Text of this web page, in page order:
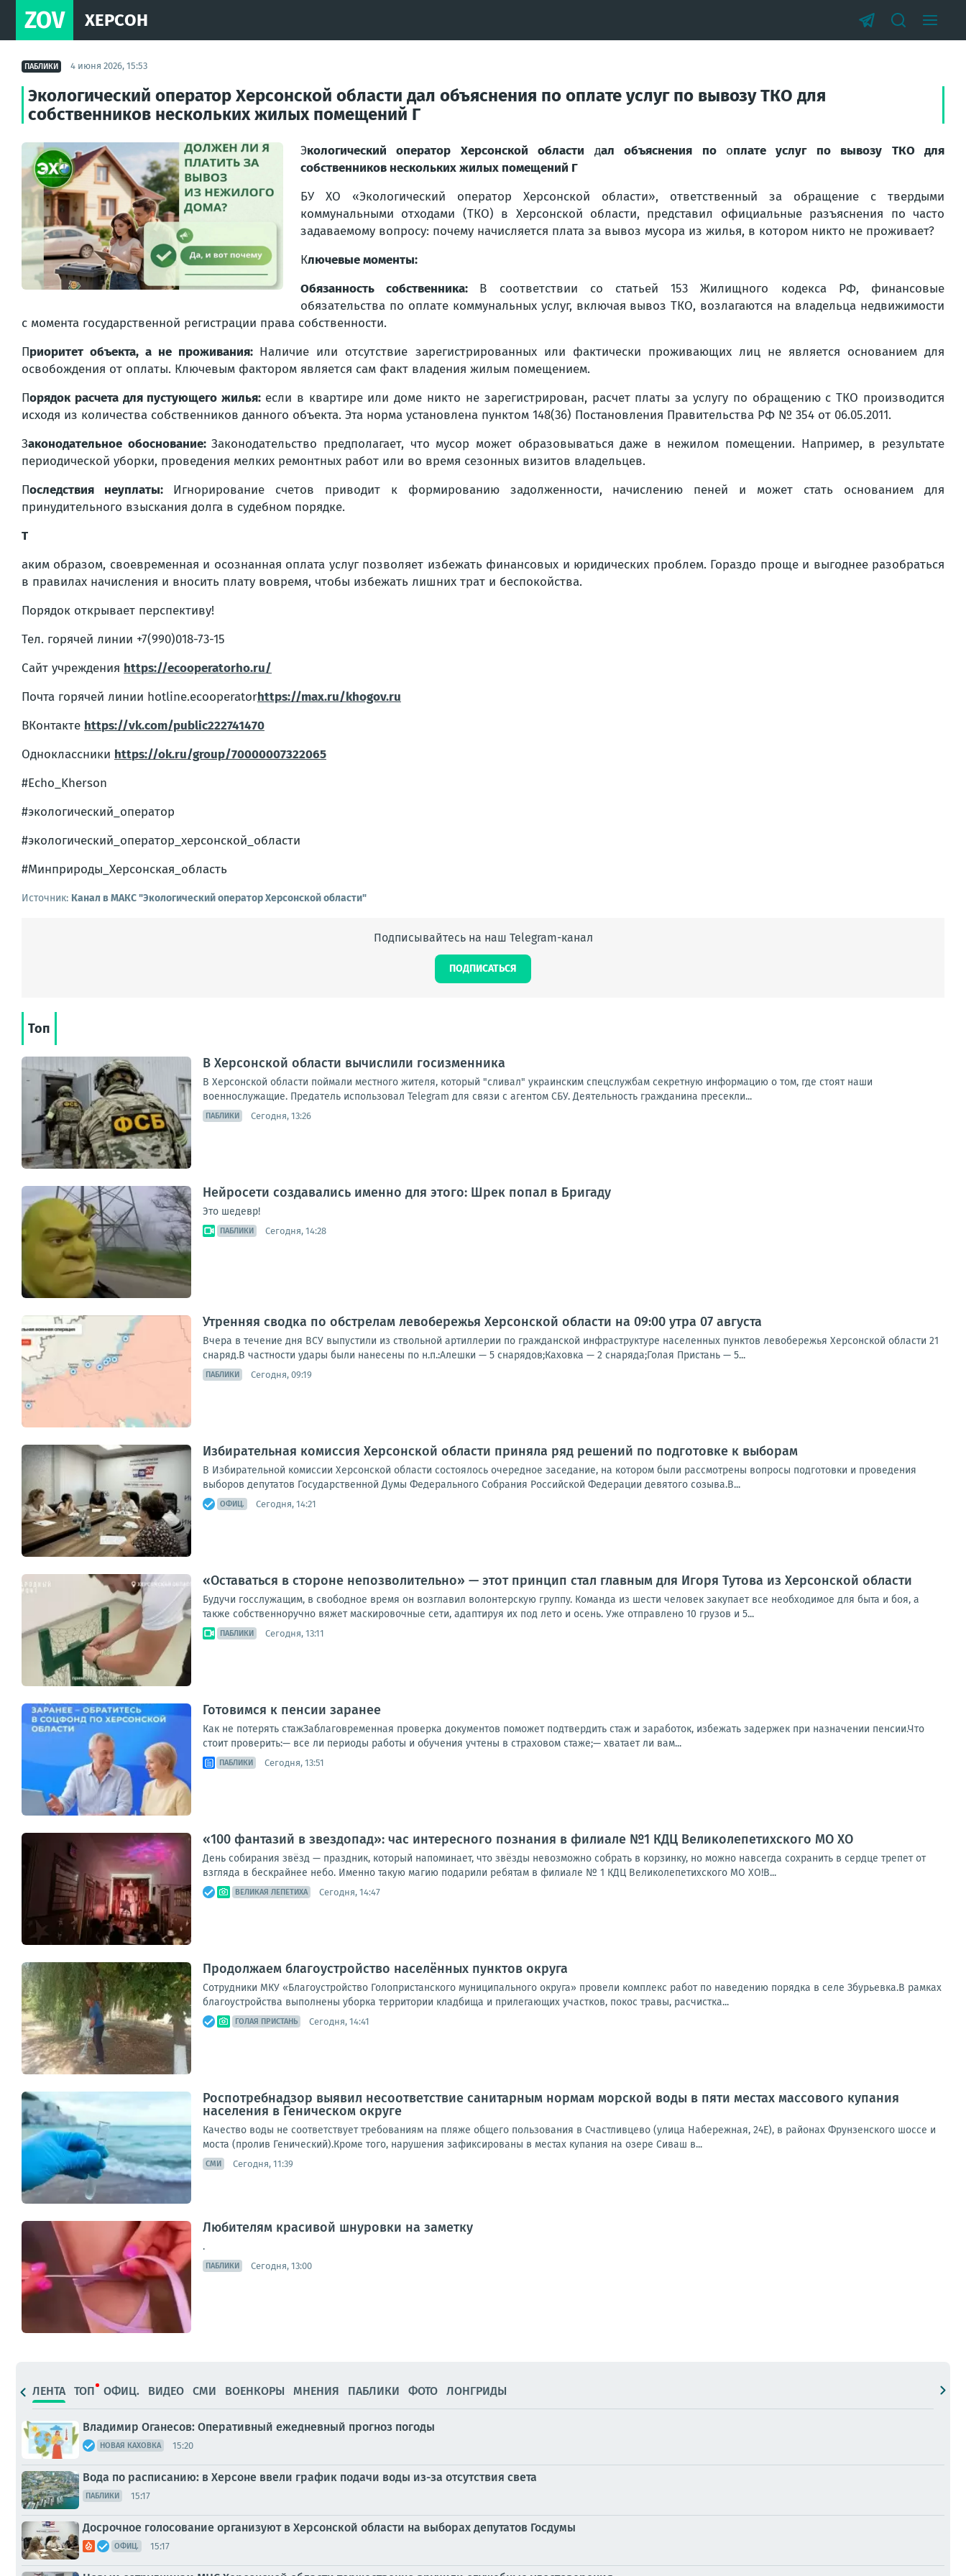
ZOV ХЕРСОН
ПАБЛИКИ 4 июня 2026, 15:53
Экологический оператор Херсонской области дал объяснения по оплате услуг по вывозу ТКО для
собственников нескольких жилых помещений Г
Экологический оператор Херсонской области дал объяснения по оплате услуг по вывозу ТКО для
собственников нескольких жилых помещений Г
БУ ХО «Экологический оператор Херсонской области», ответственный за обращение с твердыми
коммунальными отходами (ТКО) в Херсонской области, представил официальные разъяснения по часто
задаваемому вопросу: почему начисляется плата за вывоз мусора из жилья, в котором никто не проживает?
Ключевые моменты:
Обязанность собственника: В соответствии со статьей 153 Жилищного кодекса РФ, финансовые
обязательства по оплате коммунальных услуг, включая вывоз ТКО, возлагаются на владельца недвижимости
с момента государственной регистрации права собственности.
Приоритет объекта, а не проживания: Наличие или отсутствие зарегистрированных или фактически проживающих лиц не является основанием для
освобождения от оплаты. Ключевым фактором является сам факт владения жилым помещением.
Порядок расчета для пустующего жилья: если в квартире или доме никто не зарегистрирован, расчет платы за услугу по обращению с ТКО производится
исходя из количества собственников данного объекта. Эта норма установлена пунктом 148(36) Постановления Правительства РФ № 354 от 06.05.2011.
Законодательное обоснование:Законодательство предполагает, что мусор может образовываться даже в нежилом помещении. Например, в результате
периодической уборки, проведения мелких ремонтных работ или во время сезонных визитов владельцев.
Последствия неуплаты: Игнорирование счетов приводит к формированию задолженности, начислению пеней и может стать основанием для
принудительного взыскания долга в судебном порядке.
Т
аким образом, своевременная и осознанная оплата услуг позволяет избежать финансовых и юридических проблем. Гораздо проще и выгоднее разобраться
в правилах начисления и вносить плату вовремя, чтобы избежать лишних трат и беспокойства.
Порядок открывает перспективу!
Тел. горячей линии +7(990)018-73-15
Сайт учреждения https://ecooperatorho.ru/
Почта горячей линии hotline.ecooperatorhttps://max.ru/khogov.ru
ВКонтакте https://vk.com/public222741470
Одноклассники https://ok.ru/group/70000007322065
#Echo_Kherson
#экологический_оператор
#экологический_оператор_херсонской_области
#Минприроды_Херсонская_область
Источник: Канал в МАКС "Экологический оператор Херсонской области"
Подписывайтесь на наш Telegram-канал
ПОДПИСАТЬСЯ
Топ
В Херсонской области вычислили госизменника
В Херсонской области поймали местного жителя, который "сливал" украинским спецслужбам секретную информацию о том, где стоят наши
военнослужащие. Предатель использовал Telegram для связи с агентом СБУ. Деятельность гражданина пресекли...
ПАБЛИКИ Сегодня, 13:26
Нейросети создавались именно для этого: Шрек попал в Бригаду
Это шедевр!
ПАБЛИКИ Сегодня, 14:28
Утренняя сводка по обстрелам левобережья Херсонской области на 09:00 утра 07 августа
Вчера в течение дня ВСУ выпустили из ствольной артиллерии по гражданской инфраструктуре населенных пунктов левобережья Херсонской области 21
снаряд.В частности удары были нанесены по н.п.:Алешки — 5 снарядов;Каховка — 2 снаряда;Голая Пристань — 5...
ПАБЛИКИ Сегодня, 09:19
Избирательная комиссия Херсонской области приняла ряд решений по подготовке к выборам
В Избирательной комиссии Херсонской области состоялось очередное заседание, на котором были рассмотрены вопросы подготовки и проведения
выборов депутатов Государственной Думы Федерального Собрания Российской Федерации девятого созыва.В...
ОФИЦ. Сегодня, 14:21
«Оставаться в стороне непозволительно» — этот принцип стал главным для Игоря Тутова из Херсонской области
Будучи госслужащим, в свободное время он возглавил волонтерскую группу. Команда из шести человек закупает все необходимое для быта и боя, а
также собственноручно вяжет маскировочные сети, адаптируя их под лето и осень. Уже отправлено 10 грузов и 5...
ПАБЛИКИ Сегодня, 13:11
Готовимся к пенсии заранее
Как не потерять стажЗаблаговременная проверка документов поможет подтвердить стаж и заработок, избежать задержек при назначении пенсии.Что
стоит проверить:— все ли периоды работы и обучения учтены в страховом стаже;— хватает ли вам...
ПАБЛИКИ Сегодня, 13:51
«100 фантазий в звездопад»: час интересного познания в филиале №1 КДЦ Великолепетихского МО ХО
День собирания звёзд — праздник, который напоминает, что звёзды невозможно собрать в корзинку, но можно навсегда сохранить в сердце трепет от
взгляда в бескрайнее небо. Именно такую магию подарили ребятам в филиале № 1 КДЦ Великолепетихского МО ХО!В...
ВЕЛИКАЯ ЛЕПЕТИХА Сегодня, 14:47
Продолжаем благоустройство населённых пунктов округа
Сотрудники МКУ «Благоустройство Голопристанского муниципального округа» провели комплекс работ по наведению порядка в селе Збурьевка.В рамках
благоустройства выполнены уборка территории кладбища и прилегающих участков, покос травы, расчистка...
ГОЛАЯ ПРИСТАНЬ Сегодня, 14:41
Роспотребнадзор выявил несоответствие санитарным нормам морской воды в пяти местах массового купания
населения в Геническом округе
Качество воды не соответствует требованиям на пляже общего пользования в Счастливцево (улица Набережная, 24Е), в районах Фрунзенского шоссе и
моста (пролив Генический).Кроме того, нарушения зафиксированы в местах купания на озере Сиваш в...
СМИ Сегодня, 11:39
Любителям красивой шнуровки на заметку
.
ПАБЛИКИ Сегодня, 13:00
ЛЕНТА ТОП ОФИЦ. ВИДЕО СМИ ВОЕНКОРЫ МНЕНИЯ ПАБЛИКИ ФОТО ЛОНГРИДЫ
Владимир Оганесов: Оперативный ежедневный прогноз погоды
НОВАЯ КАХОВКА 15:20
Вода по расписанию: в Херсоне ввели график подачи воды из-за отсутствия света
ПАБЛИКИ 15:17
Досрочное голосование организуют в Херсонской области на выборах депутатов Госдумы
ОФИЦ. 15:17